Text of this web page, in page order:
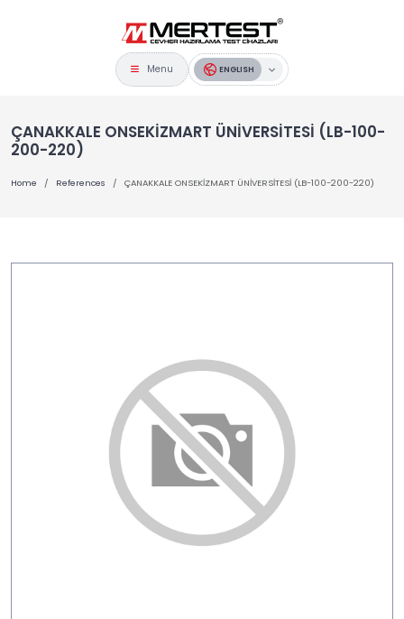
Menu ENGLISH
ÇANAKKALE ONSEKİZMART ÜNİVERSİTESİ (LB-100-
200-220)
Home References ÇANAKKALE ONSEKİZMART ÜNİVERSİTESİ (LB-100-200-220)